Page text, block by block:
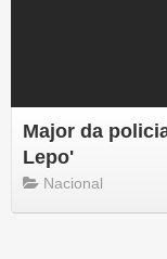
Major da
Lepo'
Nacional